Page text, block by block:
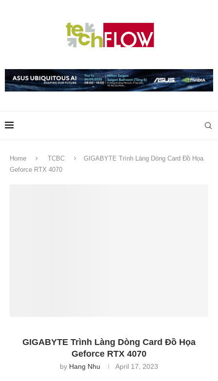
Home TCBC
GIGABYTE Trình Làng Dòng Card Đồ Họa
Geforce RTX 4070
GIGABYTE Trình Làng Dòng Card Đồ Họa
Geforce RTX 4070
by Hang Nhu April 17, 2023